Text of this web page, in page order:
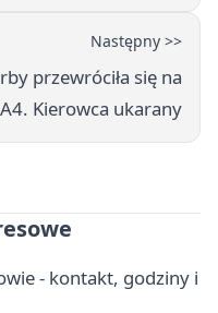
Następny >>
przewróciła się na
A4. Kierowca ukarany
- kontakt, godziny i